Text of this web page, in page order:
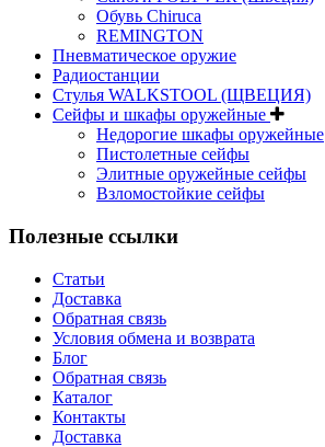
Обувь Chiruca
REMINGTON
Пневматическое оружие
Радиостанции
Стулья WALKSTOOL (ЩВЕЦИЯ)
Сейфы и шкафы оружейные
Недорогие шкафы оружейные
Пистолетные сейфы
Элитные оружейные сейфы
Взломостойкие сейфы
Полезные ссылки
Статьи
Доставка
Обратная связь
Условия обмена и возврата
Блог
Обратная связь
Каталог
Контакты
Доставка